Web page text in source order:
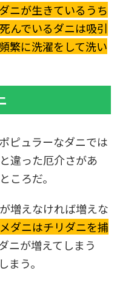
ニが生きているうち
んでいるダニは吸引
繁に洗濯をして洗い
ピュラーなダニでは
違った厄介さがあ
ころだ。
増えなければ増えな
ダニはチリダニを捕
ニが増えてしまう
まう。